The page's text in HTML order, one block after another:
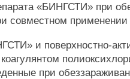
«БИНГСТИ» при
совместном применении
и поверхностно-
при